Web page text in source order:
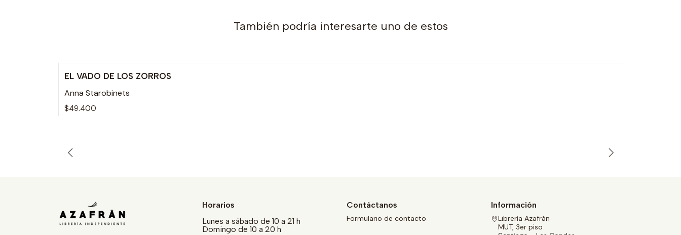
También podría interesarte uno de estos
EL VADO DE LOS ZORROS
Anna Starobinets
$49.400
Horarios
Lunes a sábado de 10 a 21 h
Domingo de 10 a 20 h
Contáctanos
Formulario de contacto
Información
Librería Azafrán
MUT, 3er piso